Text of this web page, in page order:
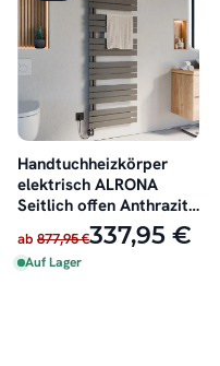
Handtuchheizkörper
elektrisch ALRONA
Seitlich offen Anthrazit
inkl. Heizstab
ab 877,95 €337,95 €
Auf Lager